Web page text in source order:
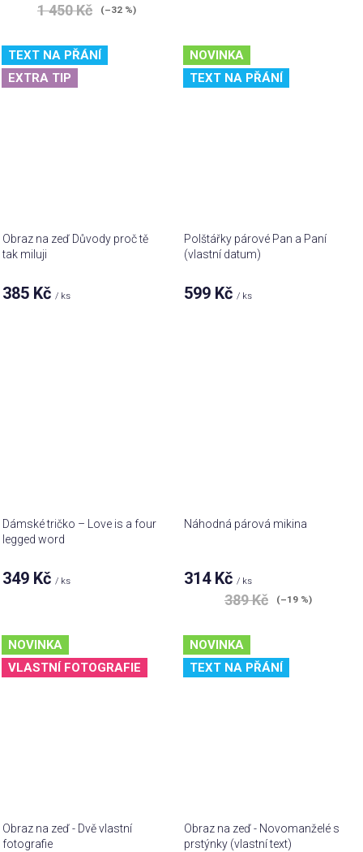
1 450 Kč (–32 %)
TEXT NA PŘÁNÍ
EXTRA TIP
Obraz na zeď Důvody proč tě
tak miluji
385 Kč/ ks
NOVINKA
TEXT NA PŘÁNÍ
Polštářky párové Pan a Paní
(vlastní datum)
599 Kč/ ks
Dámské tričko – Love is a four
legged word
349 Kč / ks
Náhodná párová mikina
314 Kč / ks
389 Kč (–19 %)
NOVINKA
VLASTNÍ FOTOGRAFIE
Obraz na zeď - Dvě vlastní
fotografie
NOVINKA
TEXT NA PŘÁNÍ
Obraz na zeď - Novomanželé s
prstýnky (vlastní text)